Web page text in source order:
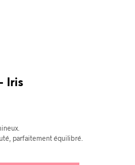
Iris
parfaitement équilibré.